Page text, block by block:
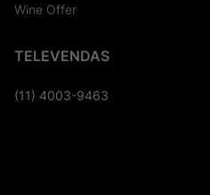
Wine Offer
TELEVENDAS
(11) 4003-9463